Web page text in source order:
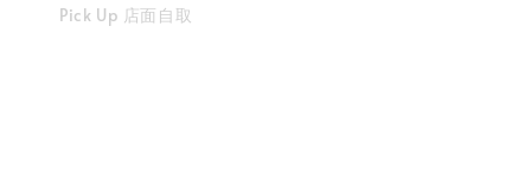
Pick Up 店面自取